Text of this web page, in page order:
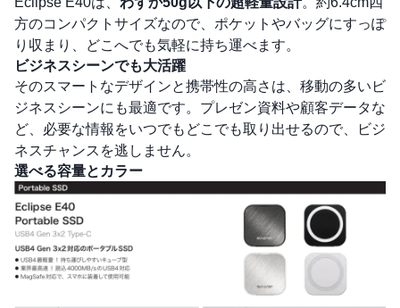
方のコンパクトサイズなので、ポケットやバッグにすっぽ
り収まり、どこへでも気軽に持ち運べます。
ビジネスシーンでも大活躍
そのスマートなデザインと携帯性の高さは、移動の多いビ
ジネスシーンにも最適です。プレゼン資料や顧客データな
ど、必要な情報をいつでもどこでも取り出せるので、ビジ
ネスチャンスを逃しません。
選べる容量とカラー